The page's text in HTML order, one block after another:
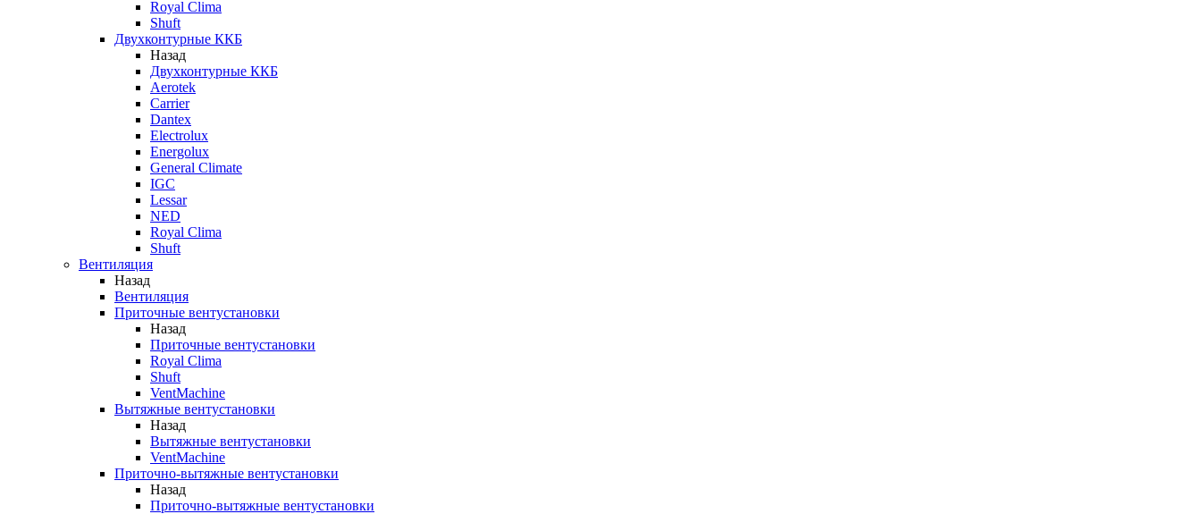
Royal Clima
Shuft
Двухконтурные ККБ
Назад
Двухконтурные ККБ
Aerotek
Carrier
Dantex
Electrolux
Energolux
General Climate
IGC
Lessar
NED
Royal Clima
Shuft
Вентиляция
Назад
Вентиляция
Приточные вентустановки
Назад
Приточные вентустановки
Royal Clima
Shuft
VentMachine
Вытяжные вентустановки
Назад
Вытяжные вентустановки
VentMachine
Приточно-вытяжные вентустановки
Назад
Приточно-вытяжные вентустановки